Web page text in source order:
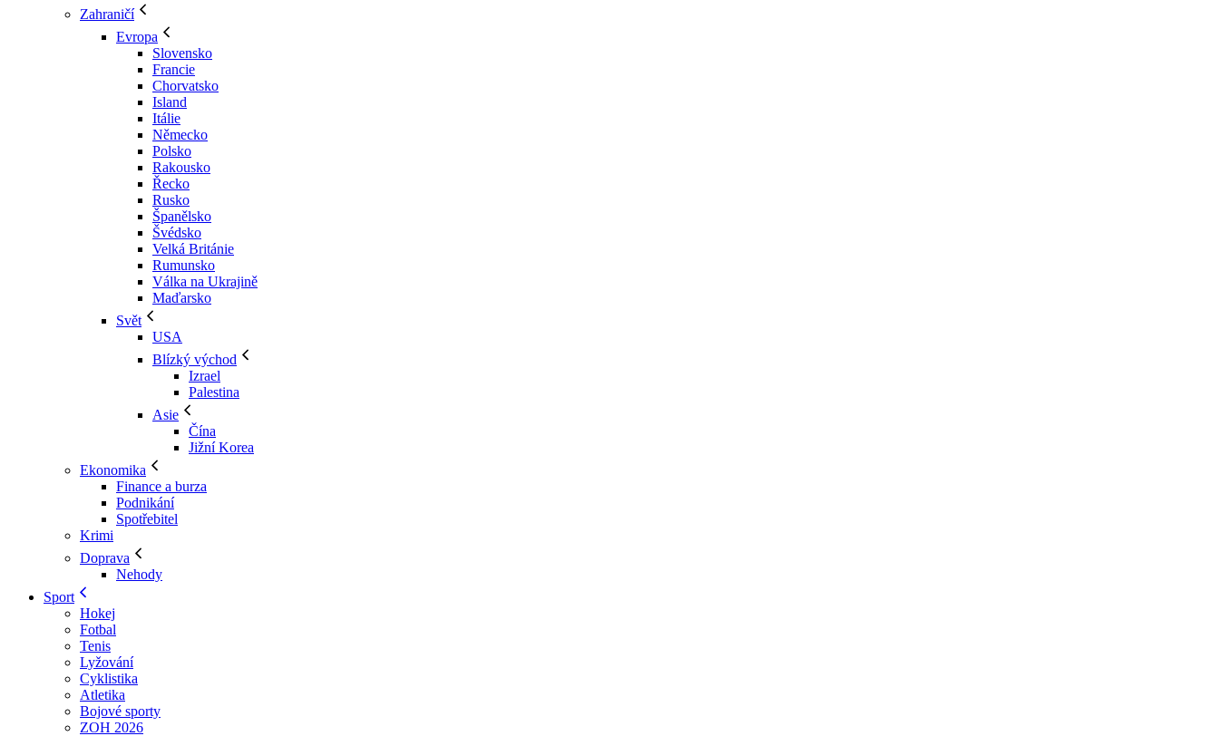
Zahraničí
Evropa
Slovensko
Francie
Chorvatsko
Island
Itálie
Německo
Polsko
Rakousko
Řecko
Rusko
Španělsko
Švédsko
Velká Británie
Rumunsko
Válka na Ukrajině
Maďarsko
Svět
USA
Blízký východ
Izrael
Palestina
Asie
Čína
Jižní Korea
Ekonomika
Finance a burza
Podnikání
Spotřebitel
Krimi
Doprava
Nehody
Sport
Hokej
Fotbal
Tenis
Lyžování
Cyklistika
Atletika
Bojové sporty
ZOH 2026